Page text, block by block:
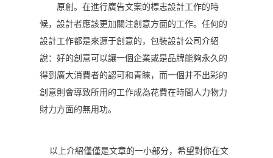
原創。在進行廣告文案的標志設計工作的時
候，設計者應該更加關注創意方面的工作。任何的
設計工作都是來源于創意的，包裝設計公司介紹
說：好的創意可以讓一個企業或是品牌能夠永久的
得到廣大消費者的認可和青睞，而一個并不出彩的
創意則會導致所用的工作成為花費在時間人力物力
財力方面的無用功。
以上介紹僅僅是文章的一小部分，希望對你在文